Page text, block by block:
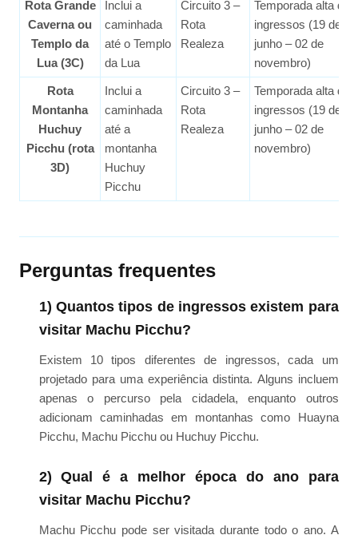
Rota Grande
Caverna ou
Templo da
Lua (3C)
Inclui a
caminhada
até o Templo
da Lua
Circuito 3 –
Rota
Realeza
Temporada alta de
ingressos (19 de
junho – 02 de
novembro)
Rota
Montanha
Huchuy
Picchu (rota
3D)
Inclui a
caminhada
até a
montanha
Huchuy
Picchu
Circuito 3 –
Rota
Realeza
Temporada alta de
ingressos (19 de
junho – 02 de
novembro)
Perguntas frequentes
1) Quantos tipos de ingressos existem para
visitar Machu Picchu?
Existem 10 tipos diferentes de ingressos, cada um
projetado para uma experiência distinta. Alguns incluem
apenas o percurso pela cidadela, enquanto outros
adicionam caminhadas em montanhas como Huayna
Picchu, Machu Picchu ou Huchuy Picchu.
2) Qual é a melhor época do ano para
visitar Machu Picchu?
Machu Picchu pode ser visitada durante todo o ano. A